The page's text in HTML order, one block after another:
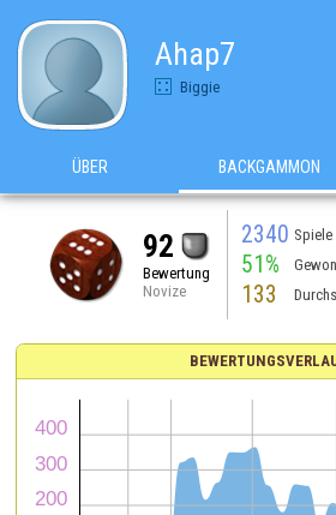
Ahap7
Biggie
ÜBER BACKGAMMON
92
Bewertung
Novize
2340 Spiele
51%
133